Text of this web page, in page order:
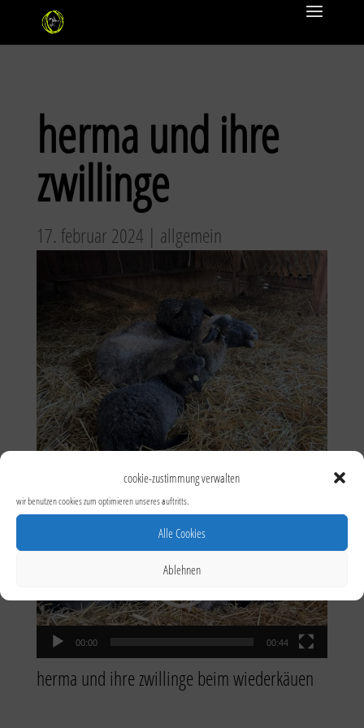
cookie-zustimmung verwalten
wir benutzen cookies zum optimieren unseres auftritts.
Alle Cookies
Ablehnen
herma und ihre
zwillinge
17. februar 2024 | allgemein
video-
00:00 00:44
her­ma und ihre zwil­lin­ge beim wiederkäuen